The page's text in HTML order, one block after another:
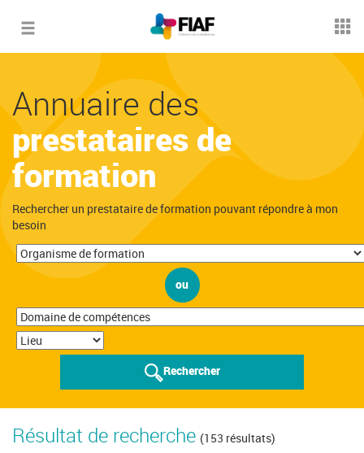
Toggle
Annuaire des
prestataires de
formation
Rechercher un prestataire de formation pouvant répondre à mon
besoin
ou
Rechercher
Résultat de recherche (153 résultats)